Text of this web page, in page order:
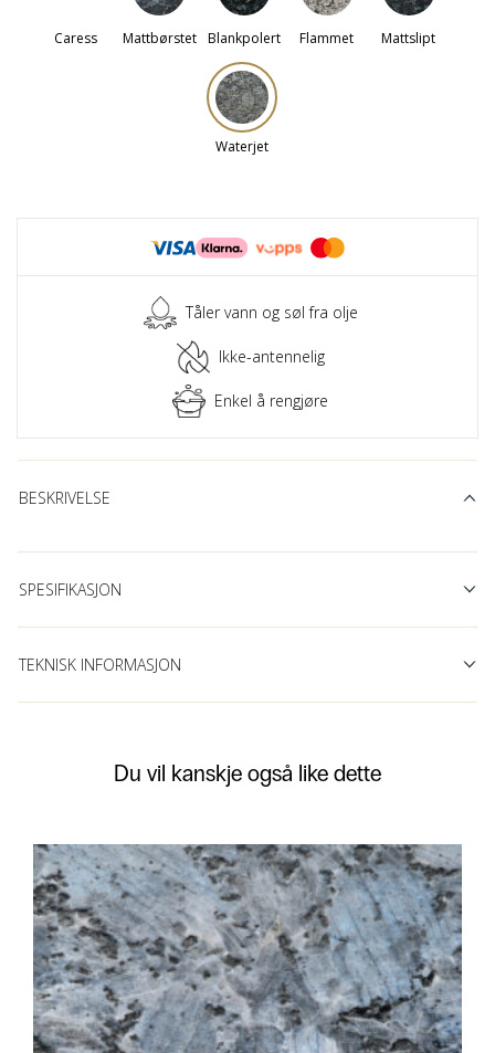
Caress Mattbørstet Blankpolert Flammet Mattslipt
Waterjet
Tåler vann og søl fra olje
Ikke-antennelig
Enkel å rengjøre
BESKRIVELSE
SPESIFIKASJON
TEKNISK INFORMASJON
Du vil kanskje også like dette